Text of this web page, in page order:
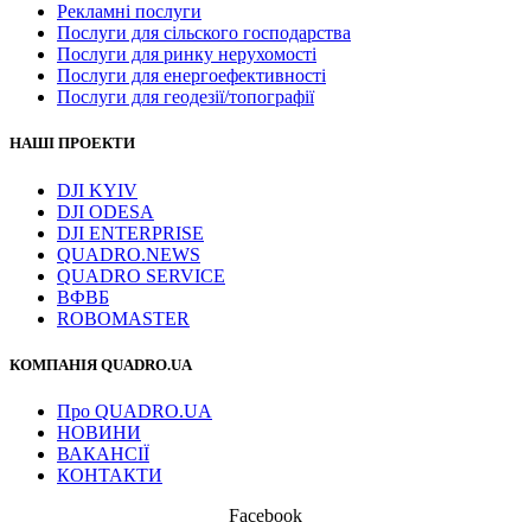
Рекламні послуги
Послуги для сільского господарства
Послуги для ринку нерухомості
Послуги для енергоефективності
Послуги для геодезії/топографії
НАШІ ПРОЕКТИ
DJI KYIV
DJI ODESA
DJI ENTERPRISE
QUADRO.NEWS
QUADRO SERVICE
ВФВБ
ROBOMASTER
КОМПАНІЯ QUADRO.UA
Про QUADRO.UA
НОВИНИ
ВАКАНСІЇ
КОНТАКТИ
Facebook